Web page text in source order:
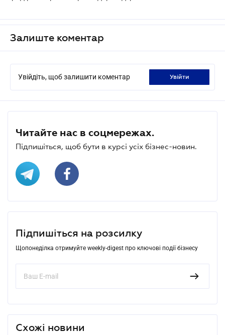
Залиште коментар
Увійдіть, щоб залишити коментар увійти
Читайте нас в соцмережах.
Підпишіться, щоб бути в курсі усіх бізнес-новин.
Підпишіться на розсилку
Щопонеділка отримуйте weekly-digest про ключові події бізнесу
Схожі новини